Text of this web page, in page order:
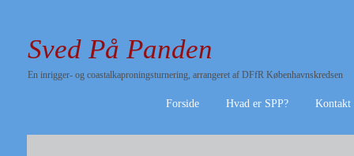
Sved På Panden
En inrigger- og coastalkaproningsturnering, arrangeret af DFfR Københavnskredsen
Forside Hvad er SPP? Kontakt